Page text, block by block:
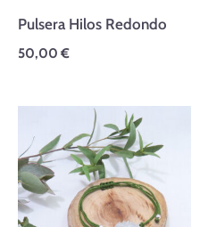
Pulsera Hilos Redondo
50,00 €
Rango
de
precios:
desde
37,00 €
hasta
42,00 €